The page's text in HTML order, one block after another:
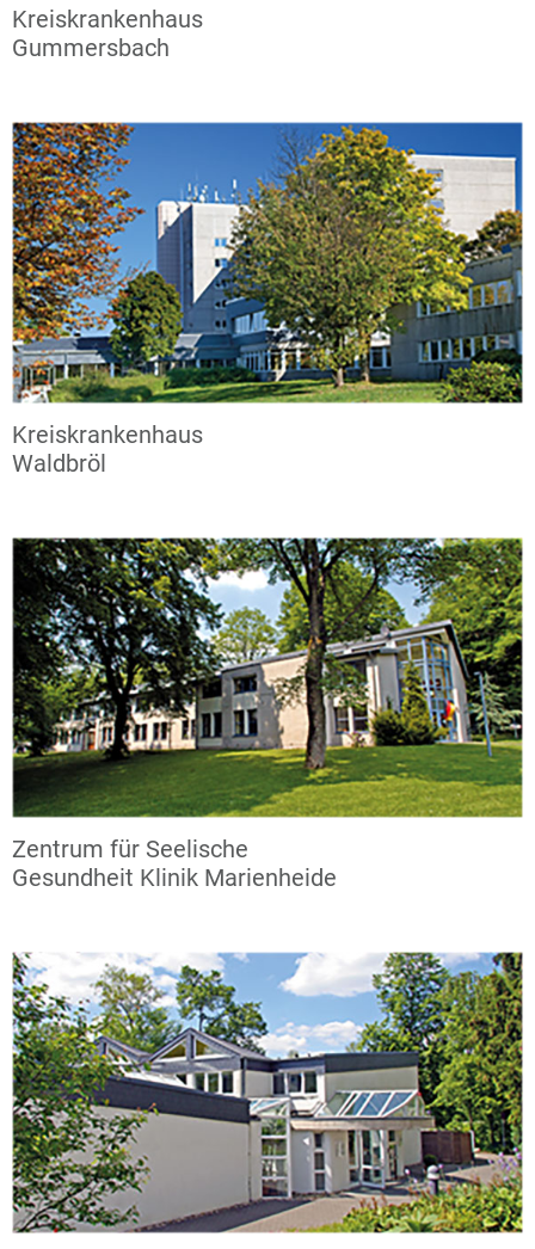
Kreiskrankenhaus
Gummersbach
Kreiskrankenhaus
Waldbröl
Zentrum für Seelische
Gesundheit Klinik Marienheide